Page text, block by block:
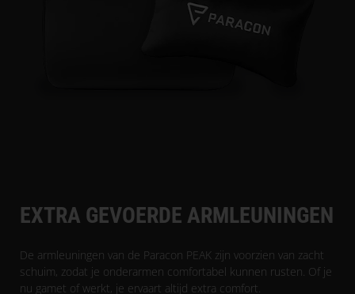
EXTRA GEVOERDE ARMLEUNINGEN
De armleuningen van de Paracon PEAK zijn voorzien van zacht
schuim, zodat je onderarmen comfortabel kunnen rusten. Of je
nu gamet of werkt, je ervaart altijd extra comfort.